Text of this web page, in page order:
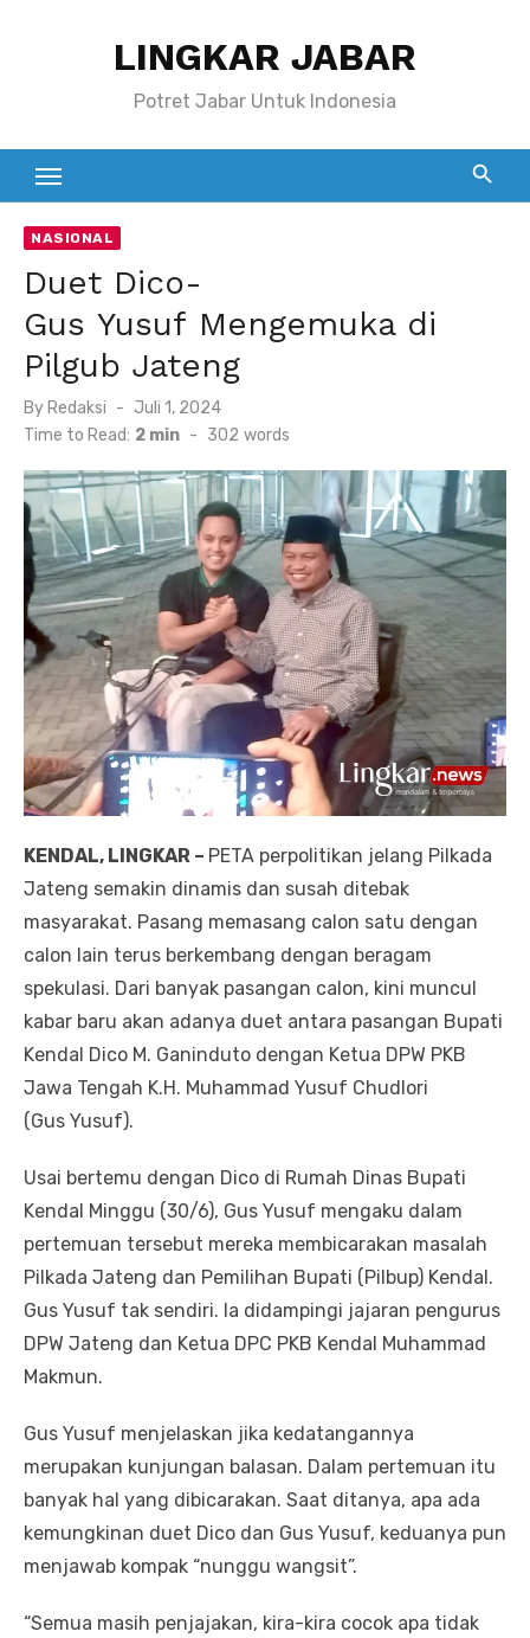
LINGKAR JABAR
Potret Jabar Untuk Indonesia
NASIONAL
Duet Dico-
Gus Yusuf Mengemuka di
Pilgub Jateng
By Redaksi
Posted
on
Juli 1, 2024
Time to Read: 2 min - 302 words
KENDAL, LINGKAR – PETA perpolitikan jelang Pilkada
Jateng semakin dinamis dan susah ditebak
masyarakat. Pasang memasang calon satu dengan
calon lain terus berkembang dengan beragam
spekulasi. Dari banyak pasangan calon, kini muncul
kabar baru akan adanya duet antara pasangan Bupati
Kendal Dico M. Ganinduto dengan Ketua DPW PKB
Jawa Tengah K.H. Muhammad Yusuf Chudlori
(Gus Yusuf).
Usai bertemu dengan Dico di Rumah Dinas Bupati
Kendal Minggu (30/6), Gus Yusuf mengaku dalam
pertemuan tersebut mereka membicarakan masalah
Pilkada Jateng dan Pemilihan Bupati (Pilbup) Kendal.
Gus Yusuf tak sendiri. Ia didampingi jajaran pengurus
DPW Jateng dan Ketua DPC PKB Kendal Muhammad
Makmun.
Gus Yusuf menjelaskan jika kedatangannya
merupakan kunjungan balasan. Dalam pertemuan itu
banyak hal yang dibicarakan. Saat ditanya, apa ada
kemungkinan duet Dico dan Gus Yusuf, keduanya pun
menjawab kompak “nunggu wangsit”.
“Semua masih penjajakan, kira-kira cocok apa tidak